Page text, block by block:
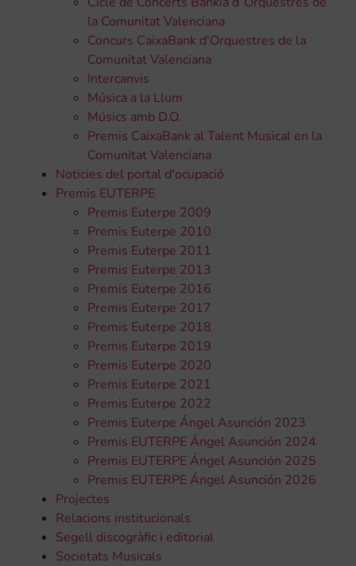
la Comunitat Valenciana
Concurs CaixaBank d'Orquestres de la
Comunitat Valenciana
Intercanvis
Música a la Llum
Músics amb D.O.
Premis CaixaBank al Talent Musical en la
Comunitat Valenciana
Noticies del portal d'ocupació
Premis EUTERPE
Premis Euterpe 2009
Premis Euterpe 2010
Premis Euterpe 2011
Premis Euterpe 2013
Premis Euterpe 2016
Premis Euterpe 2017
Premis Euterpe 2018
Premis Euterpe 2019
Premis Euterpe 2020
Premis Euterpe 2021
Premis Euterpe 2022
Premis Euterpe Ángel Asunción 2023
Premis EUTERPE Ángel Asunción 2024
Premis EUTERPE Ángel Asunción 2025
Premis EUTERPE Ángel Asunción 2026
Projectes
Relacions institucionals
Segell discogràfic i editorial
Societats Musicals